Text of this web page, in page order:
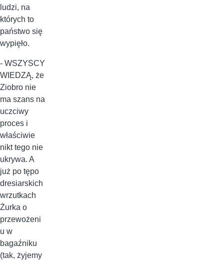
ludzi, na
których to
państwo się
wypięło.
- WSZYSCY
WIEDZĄ, że
Ziobro nie
ma szans na
uczciwy
proces i
właściwie
nikt tego nie
ukrywa. A
już po tępo
dresiarskich
wrzutkach
Żurka o
przewożeni
u w
bagaźniku
(tak, żyjemy